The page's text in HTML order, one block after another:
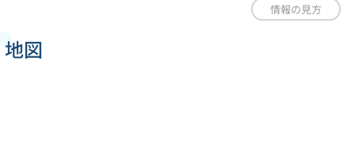
情報の見方
地図